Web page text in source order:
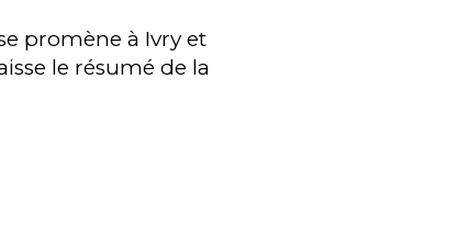
promène à Ivry et
le résumé de la